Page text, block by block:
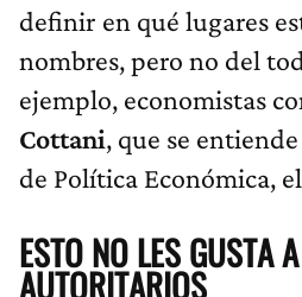
definir en qué lugares
nombres, pero no del
ejemplo, economistas
Cottani, que se
de Política Económica,
ESTO NO LES GUSTA
AUTORITARIOS